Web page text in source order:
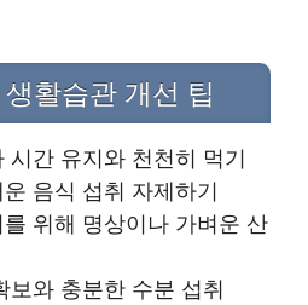
활습관 개선 팁
시간 유지와 천천히 먹기
음식 섭취 자제하기
위해 명상이나 가벼운 산
보와 충분한 수분 섭취